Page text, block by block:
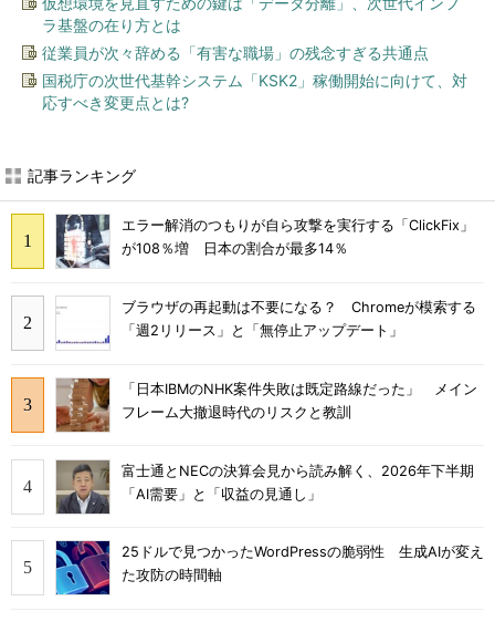
ラ基盤の在り方とは
従業員が次々辞める「有害な職場」の残念すぎる共通点
国税庁の次世代基幹システム「KSK2」稼働開始に向けて、対
応すべき変更点とは?
記事ランキング
エラー解消のつもりが自ら攻撃を実行する「ClickFix」
が108％増 日本の割合が最多14％
ブラウザの再起動は不要になる？ Chromeが模索する
「週2リリース」と「無停止アップデート」
「日本IBMのNHK案件失敗は既定路線だった」 メイン
フレーム大撤退時代のリスクと教訓
富士通とNECの決算会見から読み解く、2026年下半期
「AI需要」と「収益の見通し」
25ドルで見つかったWordPressの脆弱性 生成AIが変え
た攻防の時間軸